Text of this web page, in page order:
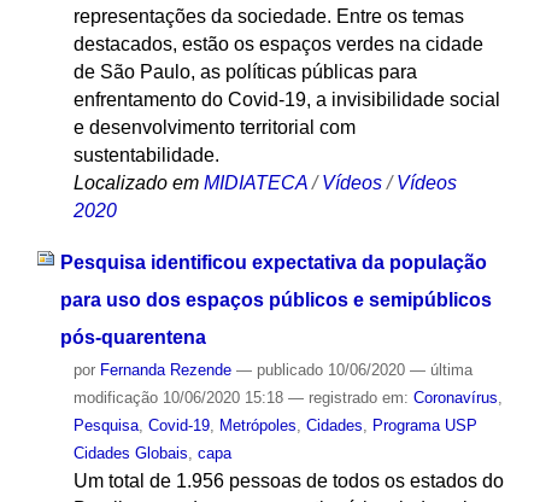
representações da sociedade. Entre os temas
destacados, estão os espaços verdes na cidade
de São Paulo, as políticas públicas para
enfrentamento do Covid-19, a invisibilidade social
e desenvolvimento territorial com
sustentabilidade.
Localizado em MIDIATECA /Vídeos /Vídeos
2020
Pesquisa identificou expectativa da população
para uso dos espaços públicos e semipúblicos
pós-quarentena
por Fernanda Rezende — publicado10/06/2020 — última
modificação10/06/2020 15:18 — registrado em: Coronavírus
Pesquisa, Covid-19, Metrópoles Cidades
Programa USP
Cidades Globais capa
Um total de 1.956 pessoas de todos os estados do